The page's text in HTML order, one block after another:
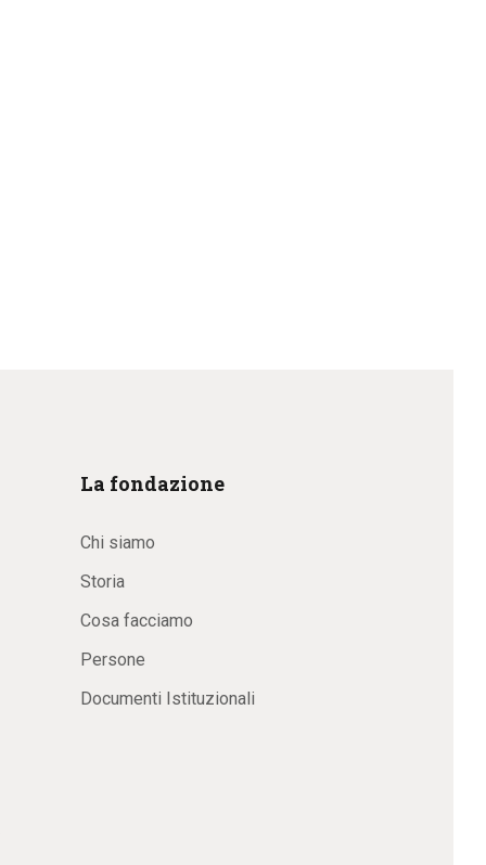
La fondazione
Chi siamo
Storia
Cosa facciamo
Persone
Documenti Istituzionali